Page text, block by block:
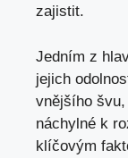
zajistit.
Jedním z
jejich
vnějšího
náchylné k
klíčovým